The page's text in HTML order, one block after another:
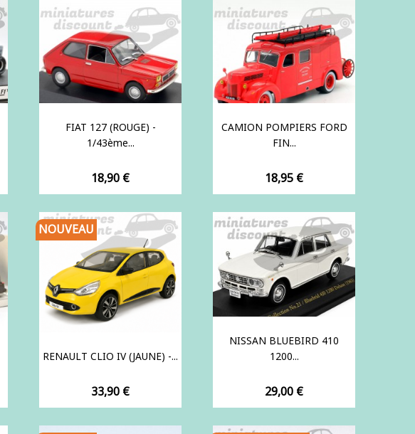
FIAT 127 (ROUGE) -
1/43ème...
Prix
18,90 €
CAMION POMPIERS FORD
FIN...
Prix
18,95 €
RENAULT CLIO IV (JAUNE) -...
Prix
33,90 €
NOUVEAU
NISSAN BLUEBIRD 410
1200...
Prix
29,00 €